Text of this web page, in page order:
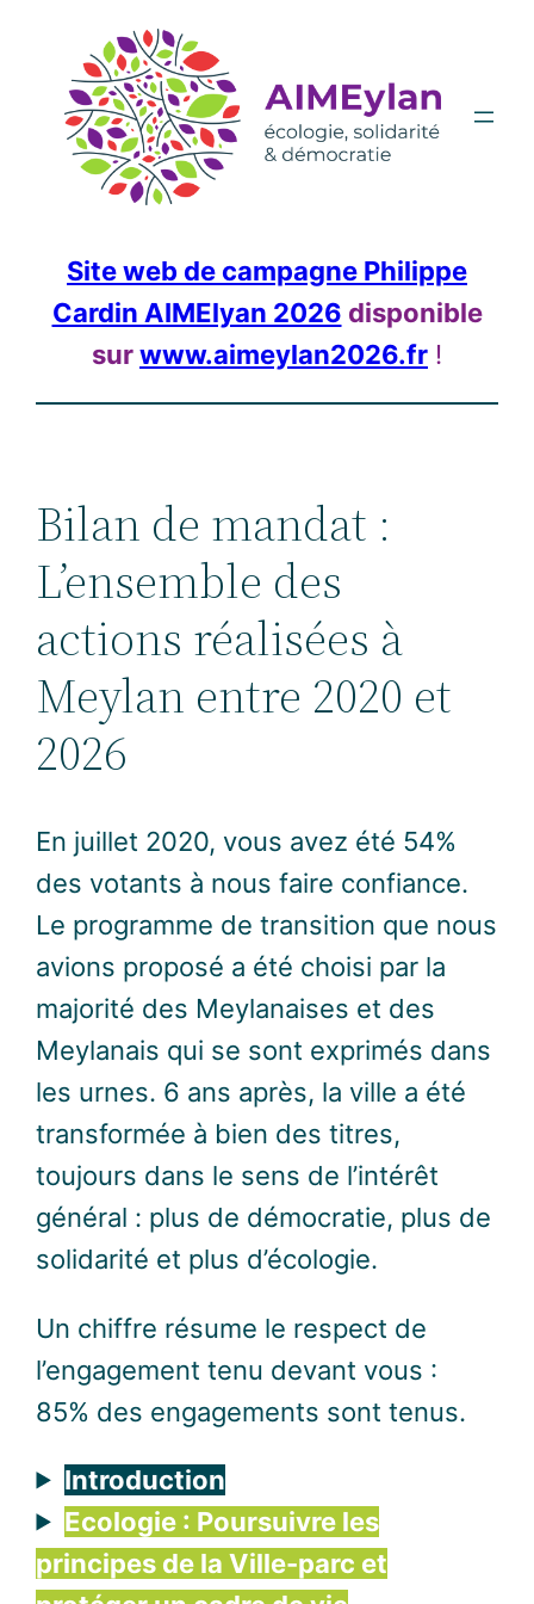
contenu
Site web de campagne Philippe
Cardin AIMElyan 2026 disponible
surwww.aimeylan2026.fr !
Bilan de mandat :
L’ensemble des
actions réalisées à
Meylan entre 2020 et
2026
En juillet 2020, vous avez été 54%
des votants à nous faire confiance.
Le programme de transition que nous
avions proposé a été choisi par la
majorité des Meylanaises et des
Meylanais qui se sont exprimés dans
les urnes. 6 ans après, la ville a été
transformée à bien des titres,
toujours dans le sens de l’intérêt
général : plus de démocratie, plus de
solidarité et plus d’écologie.
Un chiffre résume le respect de
l’engagement tenu devant vous :
85% des engagements sont tenus.
Introduction
Ecologie : Poursuivre les
principes de la Ville-parc et